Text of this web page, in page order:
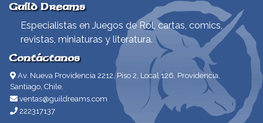
Guild Dreams
Especialistas en Juegos de Rol, cartas, comics,
revistas, miniaturas y literatura.
Contáctanos
Av. Nueva Providencia 2212, Piso 2, Local 126. Providencia,
Santiago, Chile.
ventas@guildreams.com
222317137